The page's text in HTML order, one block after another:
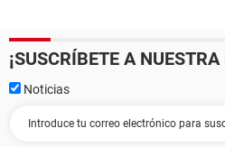
¡SUSCRÍBETE A
Noticias